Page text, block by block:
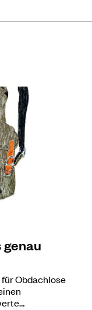
Obdachlose